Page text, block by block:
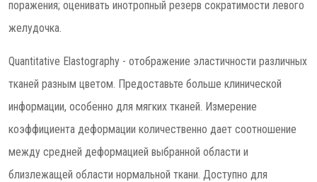
поражения; оценивать инотропный резерв сократимости левого
желудочка.
Quantitative Elastography - отображение эластичности различных
тканей разным цветом. Предоставьте больше клинической
информации, особенно для мягких тканей. Измерение
коэффициента деформации количественно дает соотношение
между средней деформацией выбранной области и
близлежащей области нормальной ткани. Доступно для